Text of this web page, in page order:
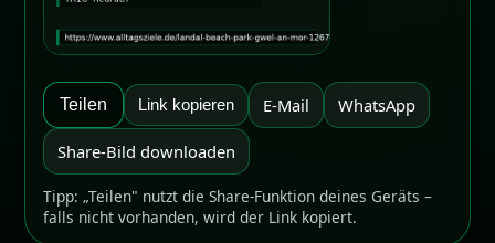
Teilen Link kopieren E-Mail WhatsApp
Share-Bild downloaden
Tipp: „Teilen" nutzt die Share-Funktion deines Geräts –
falls nicht vorhanden, wird der Link kopiert.